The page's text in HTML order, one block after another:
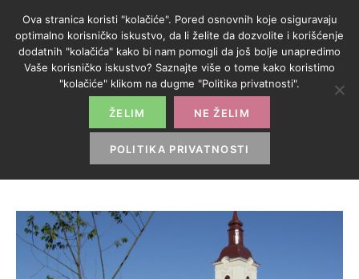
KATEGORIJA:
TURIZAM
TURIZAM
Ova stranica koristi "kolačiće". Pored osnovnih koje osiguravaju
optimalno korisničko iskustvo, da li želite da dozvolite i korišćenje
dodatnih "kolačića" kako bi nam pomogli da još bolje unapredimo
Vaše korisničko iskustvo? Saznajte više o tome kako koristimo
"kolačiće" klikom na dugme "Politika privatnosti".
ŽELIM NE ŽELIM
POLITIKA PRIVATNOSTI